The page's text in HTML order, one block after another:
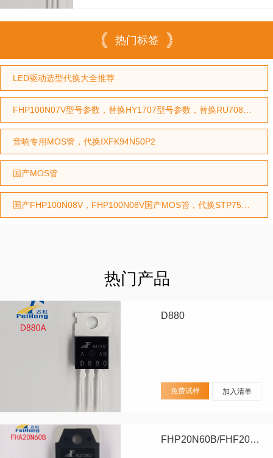
热门标签
LED驱动选型代换大全推荐
音响专用MOS管，代换IXFK94N50P2
国产MOS管
热门产品
D880
免费试样 加入清单
FHP20N60B/FHF20N60B/FHA20N60B